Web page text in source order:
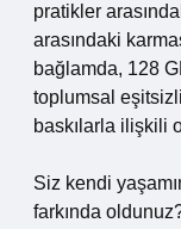
pratikler
arasındaki
bağlamda, 128
toplumsal
baskılarla ilişkili
Siz kendi
farkında